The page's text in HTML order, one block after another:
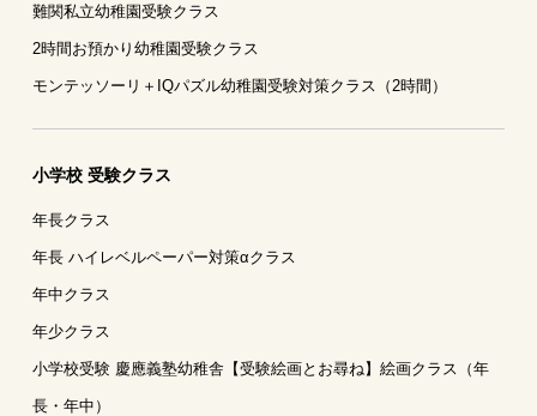
難関私立幼稚園受験クラス
2時間お預かり幼稚園受験クラス
モンテッソーリ＋IQパズル幼稚園受験対策クラス（2時間）
小学校 受験クラス
年長クラス
年長 ハイレベルペーパー対策αクラス
年中クラス
年少クラス
小学校受験 慶應義塾幼稚舎【受験絵画とお尋ね】絵画クラス（年
長・年中）